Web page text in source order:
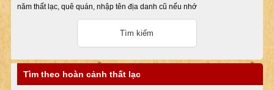
năm thất lạc, quê quán, nhập tên địa danh cũ nếu nhớ
Tìm theo hoàn cảnh thất lạc